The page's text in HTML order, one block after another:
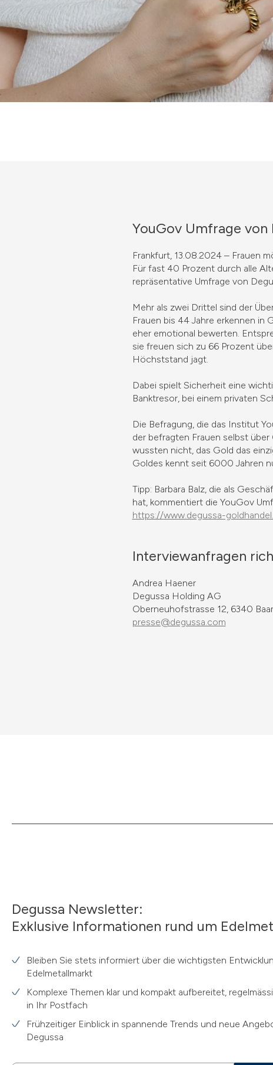
YouGov Umfrage von
Frankfurt, 13.08.2024 – Frauen
Für fast 40 Prozent durch alle
repräsentative Umfrage von
Mehr als zwei Drittel sind der
Frauen bis 44 Jahre erkennen in
eher emotional bewerten.
sie freuen sich zu 66 Prozent
Höchststand jagt.
Dabei spielt Sicherheit eine
Banktresor, bei einem privaten
Die Befragung, die das Institut
der befragten Frauen selbst
wussten nicht, das Gold das
Goldes kennt seit 6000 Jahren
Tipp: Barbara Balz, die als
hat, kommentiert die YouGov
https://www.degussa-
Interviewanfragen
Andrea Haener
Degussa Holding AG
Oberneuhofstrasse 12, 6340 Baar
presse@degussa.com
Degussa Newsletter:
Exklusive Informationen rund um
Bleiben Sie stets informiert über die wichtigsten
Edelmetallmarkt
Komplexe Themen klar und kompakt aufbereitet,
in Ihr Postfach
Frühzeitiger Einblick in spannende Trends und neue
Degussa